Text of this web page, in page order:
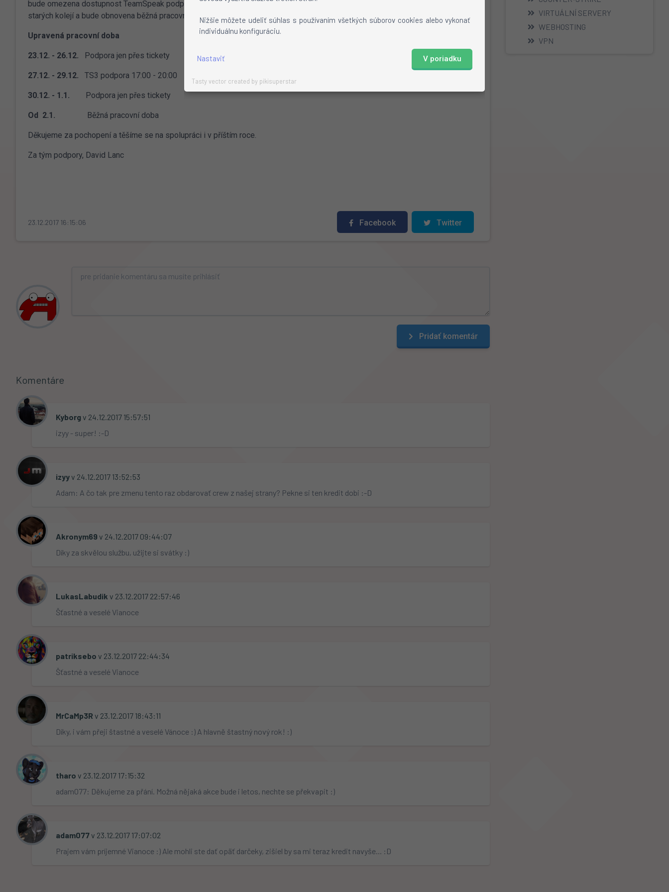
Nižšie môžete udeliť súhlas s používaním všetkých súborov cookies alebo vykonať
individuálnu konfiguráciu.
Nastaviť V poriadku
Tasty vector created by pikisuperstar
bude omezena dostupnost TeamSpeak podpory a reakční čas u ticketů může být delší. Od nového roku se zase vše vrátí do
starých kolejí a bude obnovena běžná pracovní doba.
Upravená pracovní doba
23.12. - 26.12. Podpora jen přes tickety
27.12. - 29.12. TS3 podpora 17:00 - 20:00
30.12. - 1.1. Podpora jen přes tickety
Od 2.1. Běžná pracovní doba
Děkujeme za pochopení a těšíme se na spolupráci i v příštím roce.
Za tým podpory, David Lanc
23.12.2017 16:15:06 Facebook Twitter
Pridať komentár
Komentáre
Kyborg v 24.12.2017 15:57:51
izyy - super! :-D
izyy v 24.12.2017 13:52:53
Adam: A čo tak pre zmenu tento raz obdarovať crew z našej strany? Pekne si ten kredit dobi :-D
Akronym69 v 24.12.2017 09:44:07
Díky za skvělou službu, užijte si svátky :)
LukasLabudik v 23.12.2017 22:57:46
Šťastné a veselé Vianoce
patriksebo v 23.12.2017 22:44:34
Šťastné a veselé Vianoce
MrCaMp3R v 23.12.2017 18:43:11
Díky, i vám přeji štastné a veselé Vánoce :) A hlavně štastný nový rok! :)
tharo v 23.12.2017 17:15:32
adam077: Děkujeme za přání. Možná nějaká akce bude i letos, nechte se překvapit :)
adam077 v 23.12.2017 17:07:02
Prajem vám príjemné Vianoce :) Ale mohli ste dať opäť darčeky, zišiel by sa mi teraz kredit navyše... :D
VIRTUÁLNÍ SERVERY
WEBHOSTING
VPN